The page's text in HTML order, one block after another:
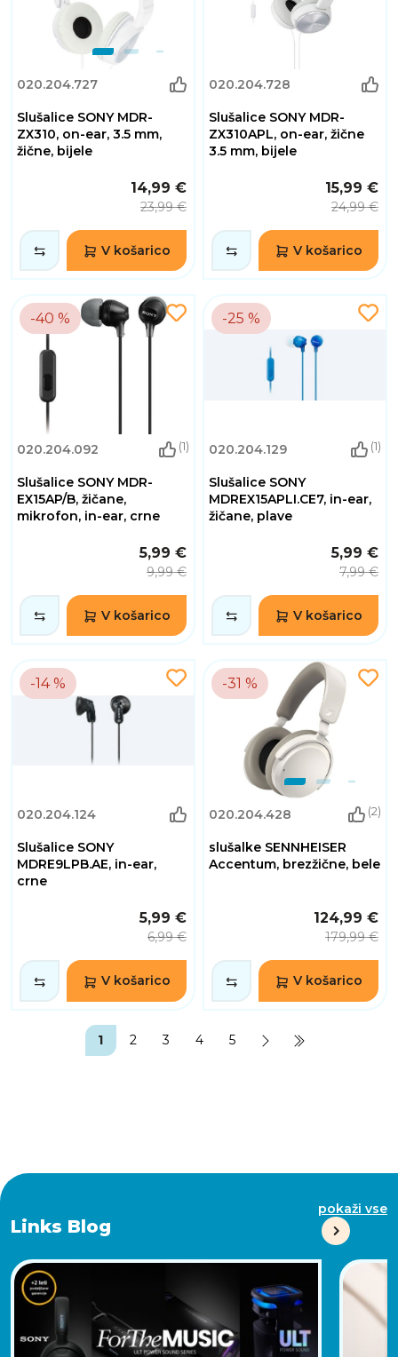
020.204.727
Slušalice SONY MDR-
ZX310, on-ear, 3.5 mm,
žične, bijele
14,99 €
23,99 €
V košarico
020.204.728
Slušalice SONY MDR-
ZX310APL, on-ear, žične
3.5 mm, bijele
15,99 €
24,99 €
V košarico
-40 %
020.204.092 (1)
Slušalice SONY MDR-
EX15AP/B, žičane,
mikrofon, in-ear, crne
5,99 €
9,99 €
V košarico
-25 %
020.204.129 (1)
Slušalice SONY
MDREX15APLI.CE7, in-ear,
žičane, plave
5,99 €
7,99 €
V košarico
-14 %
020.204.124
Slušalice SONY
MDRE9LPB.AE, in-ear,
crne
5,99 €
6,99 €
V košarico
-31 %
020.204.428 (2)
slušalke SENNHEISER
Accentum, brezžične, bele
124,99 €
179,99 €
V košarico
1 2 3 4 5
Links Blog
pokaži vse